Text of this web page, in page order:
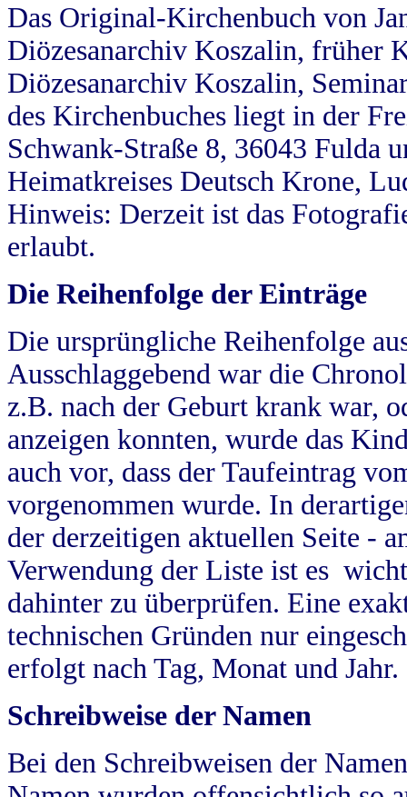
Das Original-Kirchenbuch von
Diözesanarchiv Koszalin, früher
Diözesanarchiv Koszalin,
des Kirchenbuches liegt in der
Schwank-Straße 8, 36043 Fulda
Heimatkreises Deutsch Krone,
Hinweis: Derzeit ist das
erlaubt.
Die Reihenfolge der Einträge
Die ursprüngliche Reihenfolge
Ausschlaggebend war die
z.B. nach der Geburt krank war,
anzeigen konnten, wurde das
auch vor, dass der Taufeintrag
vorgenommen wurde. In
der derzeitigen aktuellen Seite -
Verwendung der Liste ist es
dahinter zu überprüfen. Eine
technischen Gründen nur
erfolgt nach Tag, Monat und Jahr.
Schreibweise der Namen
Bei den Schreibweisen der